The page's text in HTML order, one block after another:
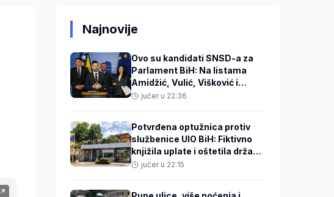
Najnovije
Ovo su kandidati SNSD-a za
Parlament BiH: Na listama
Amidžić, Vulić, Višković i
Kovačević
jučer u 22:36
Potvrđena optužnica protiv
službenice UIO BiH: Fiktivno
knjižila uplate i oštetila državu
za 186.415 KM
jučer u 22:15